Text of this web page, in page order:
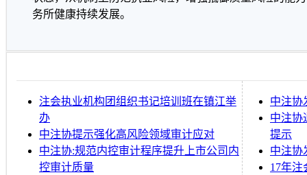
务所健康持续发展。
注会执业机构团组织书记培训班在镇江举
办
中注协提示强化高风险领域审计应对
中注协:规范内控审计程序提升上市公司内
控审计质量
中注协
中注协
提示
中注协
17年注